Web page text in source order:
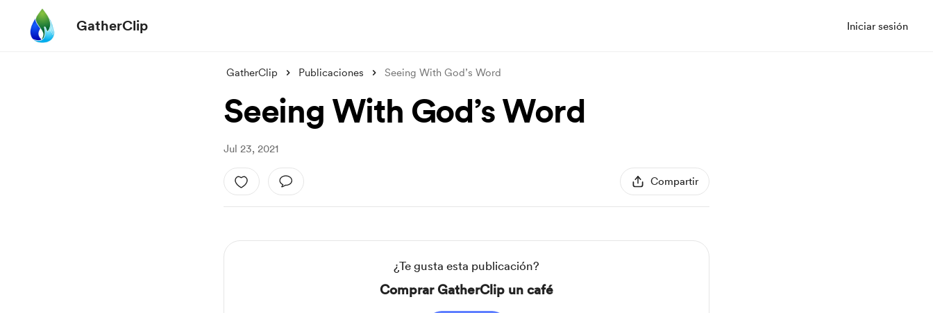
GatherClip Iniciar sesión
GatherClip Publicaciones Seeing With God’s Word
Seeing With God’s Word
Jul 23, 2021
Compartir
¿Te gusta esta publicación?
Comprar GatherClip un café